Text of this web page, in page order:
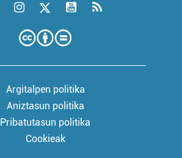
Argitalpen politika
Aniztasun politika
Pribatutasun politika
Cookieak